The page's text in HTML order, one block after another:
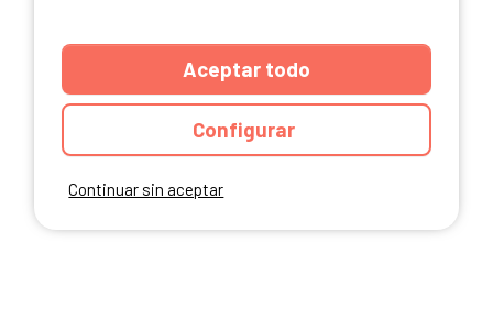
Continuar sin aceptar
Aceptar todo
Configurar